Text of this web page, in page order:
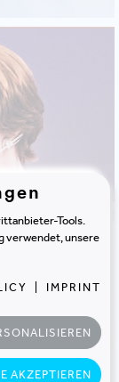
Tools.
verwendet, unsere
IMPRINT
AKZEPTIEREN